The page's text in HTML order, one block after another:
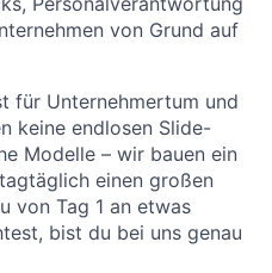
von Grund auf
für Unternehmertum und
keine endlosen Slide-
Modelle – wir bauen ein
einen großen
von Tag 1 an etwas
bist du bei uns genau